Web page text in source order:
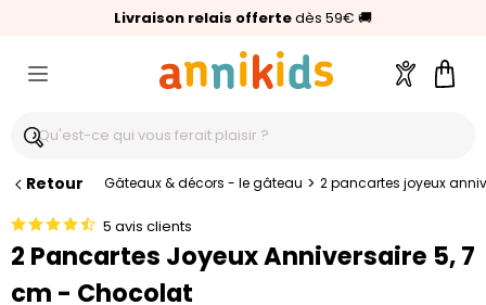
Livraison relais offertedès 59€ 🚚
🥇Palmarès Capital 2025 :Annikids N°1
⭐⭐⭐⭐⭐4,6/5(24 000 avis clients)
Compte
Retour Gâteaux & décors - le gâteau > 2 pancartes joyeux
5 avis clients
2 Pancartes Joyeux Anniversaire 5, 7
cm - Chocolat